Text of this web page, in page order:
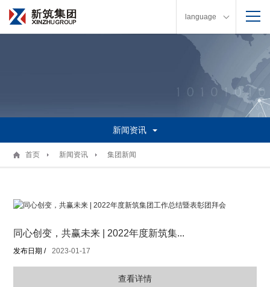
language
新闻资讯
首页 新闻资讯 集团新闻
同心创变，共赢未来 | 2022年度新筑集...
发布日期 / 2023-01-17
查看详情